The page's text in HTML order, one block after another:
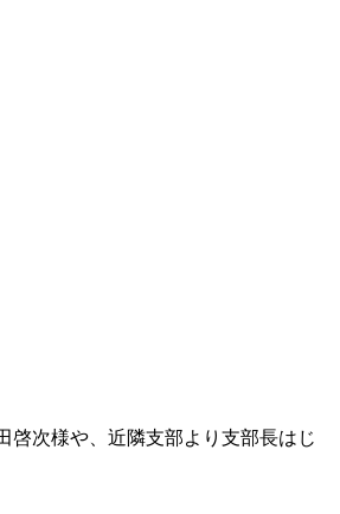
啓次様や、近隣支部より支部長はじ